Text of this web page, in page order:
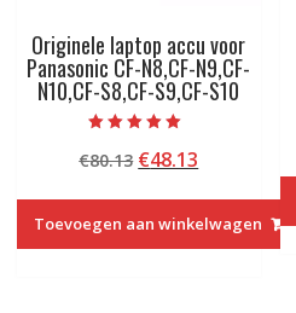
Originele laptop accu voor
Panasonic CF-N8,CF-N9,CF-
N10,CF-S8,CF-S9,CF-S10
5.00
van 5
€80.13 Oorspronkelijke
was:
€80.13.
€48.13
is:
€48.13.
Toevoegen aan winkelwagen